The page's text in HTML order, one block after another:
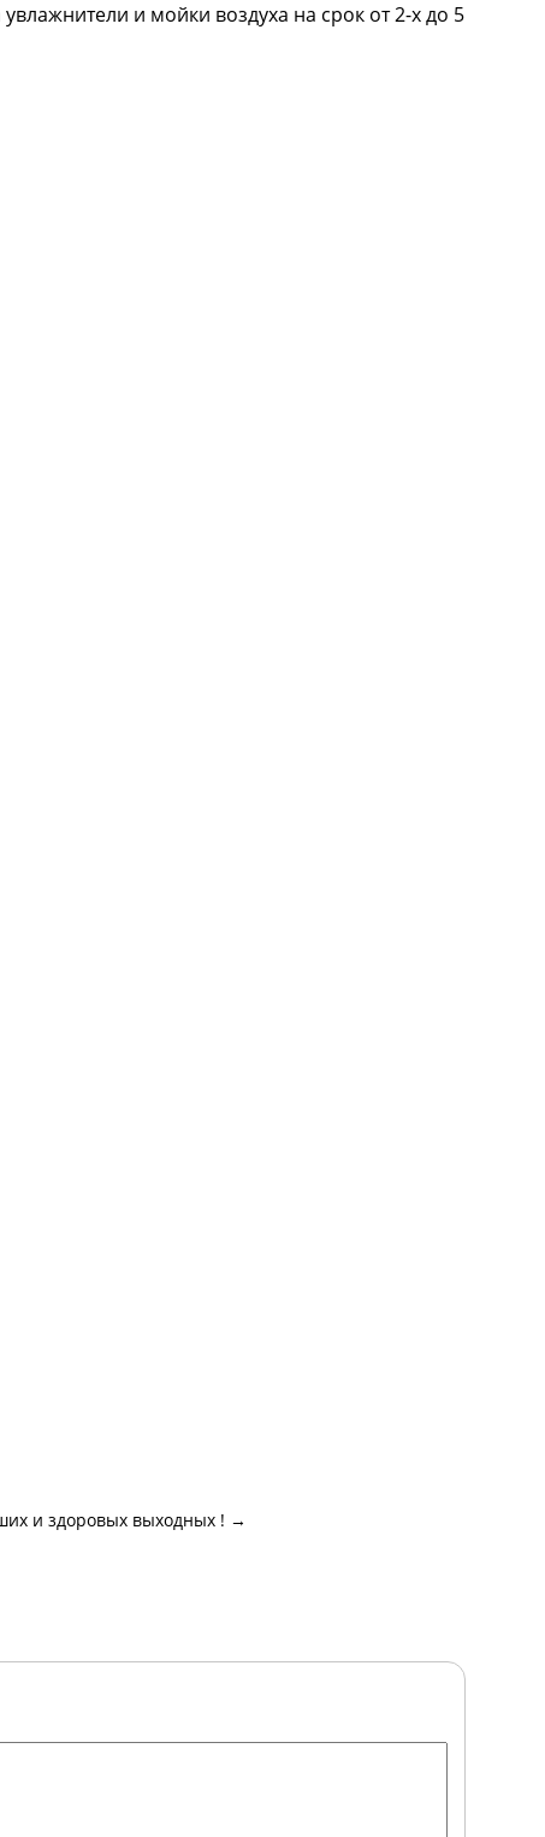
и мойки воздуха на срок от 2-х до 5
и здоровых выходных ! →